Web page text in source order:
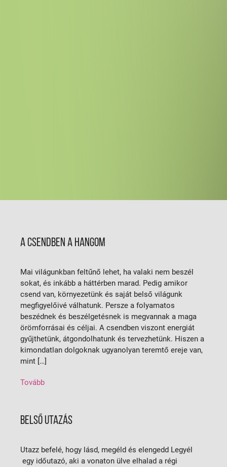
A CSENDBEN A HANGOM
Mai világunkban feltűnő lehet, ha valaki nem beszél
sokat, és inkább a háttérben marad. Pedig amikor
csend van, környezetünk és saját belső világunk
megfigyelőivé válhatunk. Persze a folyamatos
beszédnek és beszélgetésnek is megvannak a maga
örömforrásai és céljai. A csendben viszont energiát
gyűjthetünk, átgondolhatunk és tervezhetünk. Hiszen a
kimondatlan dolgoknak ugyanolyan teremtő ereje van,
mint […]
Tovább
BELSŐ UTAZÁS
Utazz befelé, hogy lásd, megéld és elengedd Legyél
egy időutazó, aki a vonaton ülve elhalad a régi